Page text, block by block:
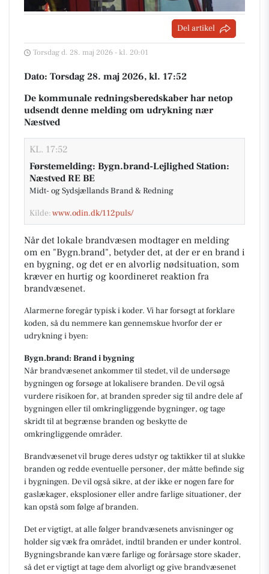
Del artikel
Torsdag d. 28. maj 2026 - kl. 20:01
Dato: Torsdag 28. maj 2026, kl. 17:52
De kommunale redningsberedskaber har netop
udsendt denne melding om udrykning nær
Næstved
KL. 17:52
Førstemelding: Bygn.brand-Lejlighed Station:
Næstved RE BE
Midt- og Sydsjællands Brand & Redning
Kilde:www.odin.dk/112puls/
Når det lokale brandvæsen modtager en melding
om en "Bygn.brand", betyder det, at der er en brand i
en bygning, og det er en alvorlig nødsituation, som
kræver en hurtig og koordineret reaktion fra
brandvæsenet.
Alarmerne foregår typisk i koder. Vi har forsøgt at forklare
koden, så du nemmere kan gennemskue hvorfor der er
udrykning i byen:
Bygn.brand: Brand i bygning
Når brandvæsenet ankommer til stedet, vil de undersøge
bygningen og forsøge at lokalisere branden. De vil også
vurdere risikoen for, at branden spreder sig til andre dele af
bygningen eller til omkringliggende bygninger, og tage
skridt til at begrænse branden og beskytte de
omkringliggende områder.
Brandvæsenet vil bruge deres udstyr og taktikker til at slukke
branden og redde eventuelle personer, der måtte befinde sig
i bygningen. De vil også sikre, at der ikke er nogen fare for
gaslækager, eksplosioner eller andre farlige situationer, der
kan opstå som følge af branden.
Det er vigtigt, at alle følger brandvæsenets anvisninger og
holder sig væk fra området, indtil branden er under kontrol.
Bygningsbrande kan være farlige og forårsage store skader,
så det er vigtigt at tage dem alvorligt og give brandvæsenet